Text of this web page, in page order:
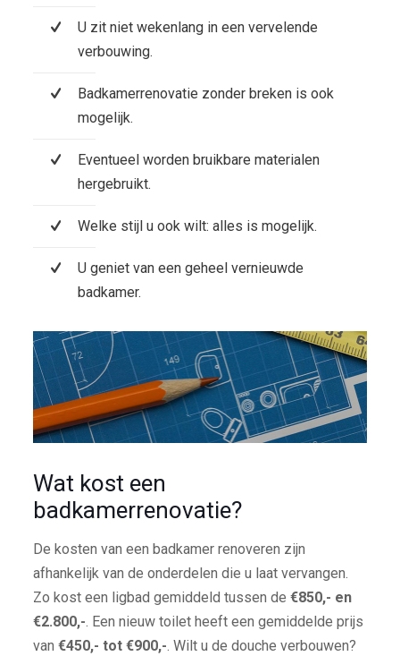
U zit niet wekenlang in een vervelende
verbouwing.
Badkamerrenovatie zonder breken is ook
mogelijk.
Eventueel worden bruikbare materialen
hergebruikt.
Welke stijl u ook wilt: alles is mogelijk.
U geniet van een geheel vernieuwde
badkamer.
Wat kost een
badkamerrenovatie?
De kosten van een badkamer renoveren zijn
afhankelijk van de onderdelen die u laat vervangen.
Zo kost een ligbad gemiddeld tussen de €850,- en
€2.800,-. Een nieuw toilet heeft een gemiddelde prijs
van €450,- tot €900,-. Wilt u de douche verbouwen?